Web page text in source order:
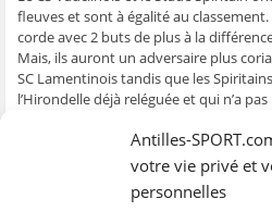
Antilles-
votre vie privé et
personnelles
r
e
e
)
r
e
fleuves et sont à égalité au
corde avec 2 buts de plus à la
Mais, ils auront un adversaire plus
SC Lamentinois tandis que les
l’Hirondelle déjà reléguée et qui n’a
Résultats Groupe A